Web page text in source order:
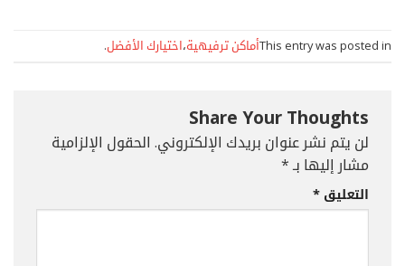
This entry was posted inأماكن ترفيهية،اختيارك الأفضل
Share Your Thoughts
لن يتم نشر عنوان بريدك الإلكتروني. الحقول الإلزامية
مشار إليها بـ*
التعليق*